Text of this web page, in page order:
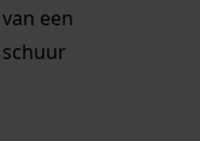
van een
schuur